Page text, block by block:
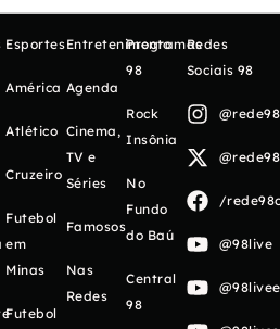
Esportes
América
Atlético
Cruzeiro
Futebol
em
Minas
Futebol
Entretenimento
Agenda
Cinema,
TV e
Séries
Famosos
Nas
Redes
Programas
98
Rock
Insônia
No
Fundo
do Baú
Central
98
Redes
Sociais 98
/
@98live